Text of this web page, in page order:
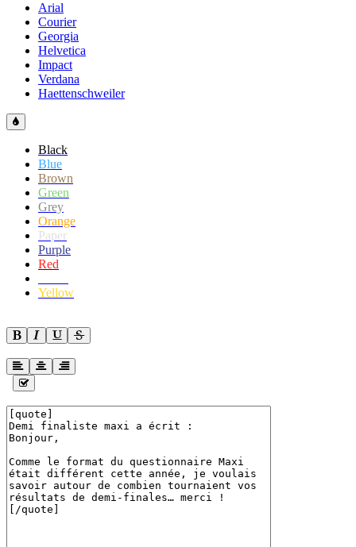
Arial
Courier
Georgia
Helvetica
Impact
Verdana
Haettenschweiler
Black
Blue
Brown
Green
Grey
Orange
Paper
Purple
Red
Yellow